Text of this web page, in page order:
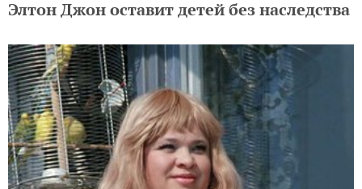
Элтон Джон оставит детей без наследства